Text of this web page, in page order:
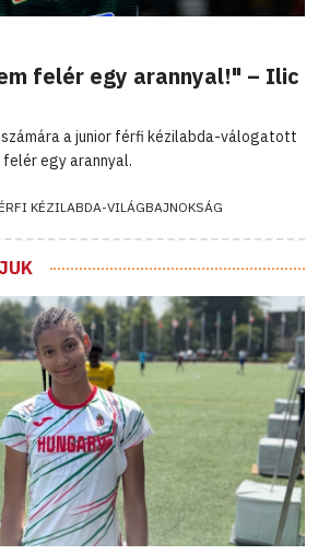
felér egy arannyal!" – Ilic
a junior férfi kézilabda-válogatott
egy arannyal.
KÉZILABDA-VILÁGBAJNOKSÁG